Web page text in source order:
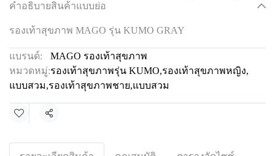
คำอธิบายสินค้าแบบย่อ
รองเท้าสุขภาพ MAGO รุ่น KUMO GRAY
แบรนด์:
MAGO รองเท้าสุขภาพ
หมวดหมู่:รองเท้าสุขภาพรุ่น KUMO,รองเท้าสุขภาพหญิง,
แบบสวม,รองเท้าสุขภาพชาย,แบบสวม
แชร์